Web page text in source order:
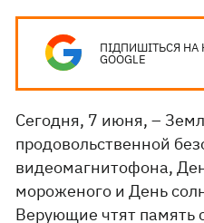
ПІДПИШІТЬСЯ НА
GOOGLE
Сегодня, 7 июня, –
продовольственной
видеомагнитофона,
мороженого и День
Верующие чтят память